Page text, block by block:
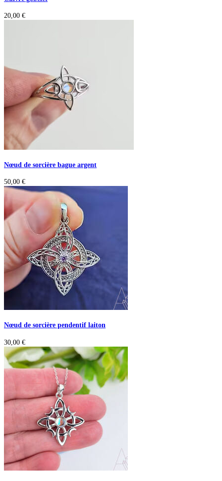
20,00 €
Nœud de sorcière bague argent
50,00 €
Nœud de sorcière pendentif laiton
30,00 €